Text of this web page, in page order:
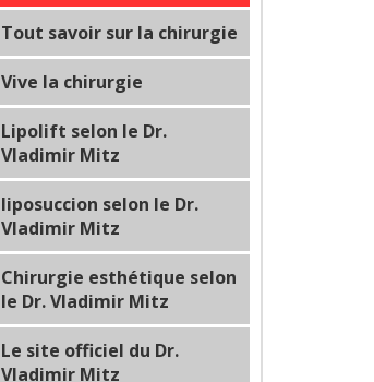
Tout savoir sur la chirurgie
Vive la chirurgie
Lipolift selon le Dr.
Vladimir Mitz
liposuccion selon le Dr.
Vladimir Mitz
Chirurgie esthétique selon
le Dr. Vladimir Mitz
Le site officiel du Dr.
Vladimir Mitz